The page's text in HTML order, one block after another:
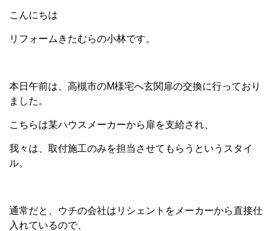
こんにちは
リフォームきたむらの小林です。
本日午前は、高槻市のM様宅へ玄関扉の交換に行っており
ました。
こちらは某ハウスメーカーから扉を支給され、
我々は、取付施工のみを担当させてもらうというスタイ
ル。
通常だと、ウチの会社はリシェントをメーカーから直接仕
入れているので、